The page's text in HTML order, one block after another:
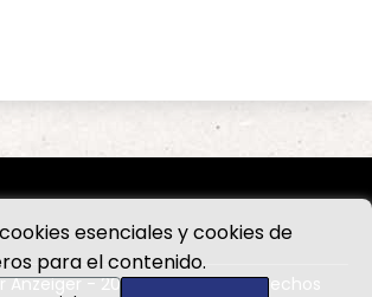
esenciales y cookies de
para el contenido.
Anzeiger - 2026 - Todos los derechos